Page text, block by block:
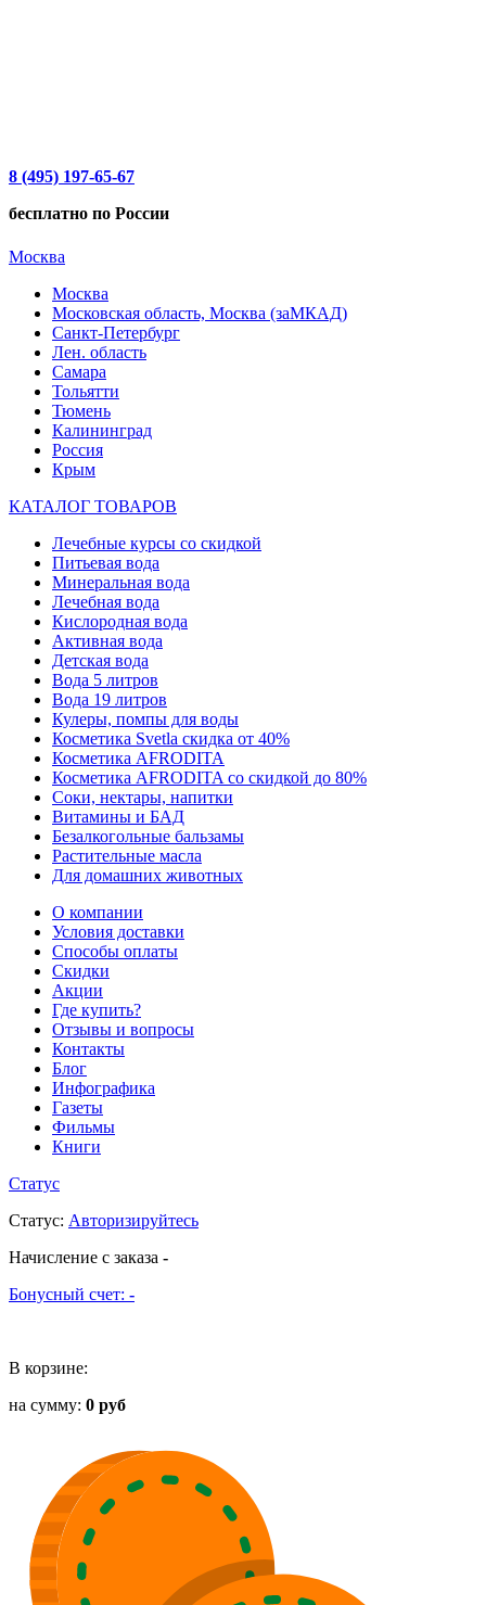
8 (495) 197-65-67
бесплатно по России
Москва
Москва
Московская область, Москва (заМКАД)
Санкт-Петербург
Лен. область
Самара
Тольятти
Тюмень
Калининград
Россия
Крым
КАТАЛОГ ТОВАРОВ
Лечебные курсы со скидкой
Питьевая вода
Минеральная вода
Лечебная вода
Кислородная вода
Активная вода
Детская вода
Вода 5 литров
Вода 19 литров
Кулеры, помпы для воды
Косметика Svetla скидка от 40%
Косметика AFRODITA
Косметика AFRODITA со скидкой до 80%
Соки, нектары, напитки
Витамины и БАД
Безалкогольные бальзамы
Растительные масла
Для домашних животных
О компании
Условия доставки
Способы оплаты
Скидки
Акции
Где купить?
Отзывы и вопросы
Контакты
Блог
Инфографика
Газеты
Фильмы
Книги
Статус
Статус: Авторизируйтесь
Начисление с заказа -
Бонусный счет: -
В корзине:
на сумму: 0 руб